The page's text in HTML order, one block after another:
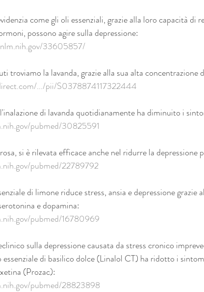
come gli oli essenziali, grazie alla loro capacità di
possono agire sulla depressione:
33605857/
troviamo la lavanda, grazie alla sua alta concentrazione
.../pii/S0378874117322444
di lavanda quotidianamente ha diminuito i
pubmed/30825591
si è rilevata efficace anche nel ridurre la depressione
pubmed/22789792
di limone riduce stress, ansia e depressione grazie
e dopamina:
pubmed/16780969
sulla depressione causata da stress cronico
di basilico dolce (Linalol CT) ha ridotto i
(Prozac):
pubmed/28823898